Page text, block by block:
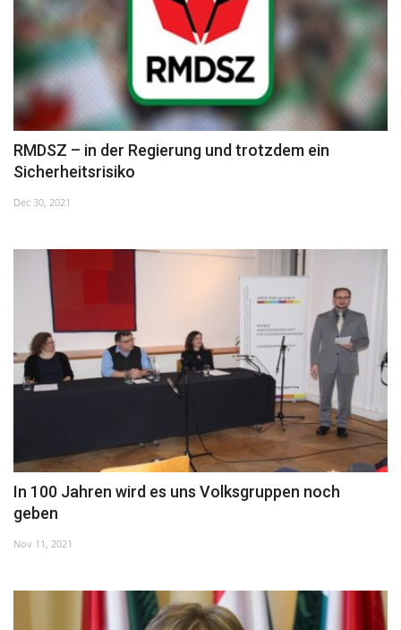
Wirtschaft
Kunst
Sport
Presse
Veranstaltungen
Unser Briefkasten
Galerie
Lasst uns erinnern †
Magyar Deutsch English
RMDSZ – in der Regierung und trotzdem ein
Sicherheitsrisiko
Dec 30, 2021
In 100 Jahren wird es uns Volksgruppen noch
geben
Nov 11, 2021